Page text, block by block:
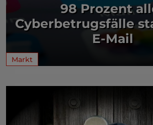
98 Prozent
Cyberbetrugsfälle
E-Mail
Markt